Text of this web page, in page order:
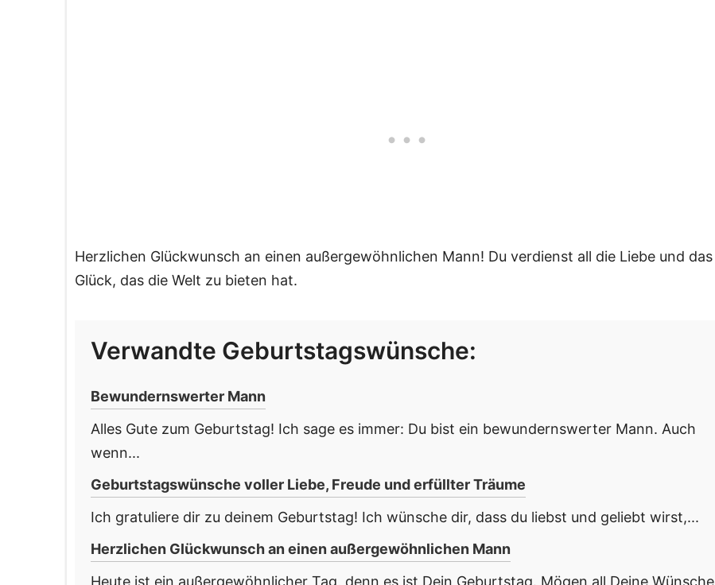
Herzlichen Glückwunsch an einen außergewöhnlichen Mann! Du verdienst all die Liebe und das
Glück, das die Welt zu bieten hat.
Verwandte Geburtstagswünsche:
Bewundernswerter Mann
Alles Gute zum Geburtstag! Ich sage es immer: Du bist ein bewundernswerter Mann. Auch
wenn...
Geburtstagswünsche voller Liebe, Freude und erfüllter Träume
Ich gratuliere dir zu deinem Geburtstag! Ich wünsche dir, dass du liebst und geliebt wirst,...
Herzlichen Glückwunsch an einen außergewöhnlichen Mann